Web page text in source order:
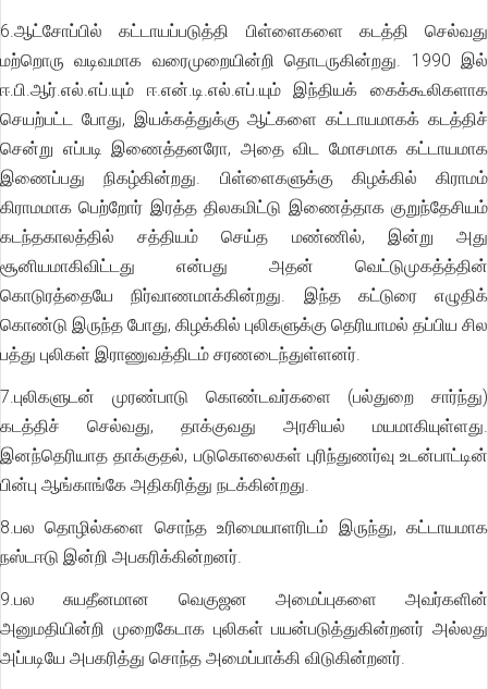
6.ஆட்சோப்பில் கட்டாயப்படுத்தி பிள்ளைகளை கடத்தி செல்வது
மற்றொரு வடிவமாக வரைமுறையின்றி தொடருகின்றது. 1990 இல்
ஈ.பி.ஆர்.எல்.எப்.யும் ஈ.என்.டி.எல்.எப்.யும் இந்தியக் கைக்கூலிகளாக
செயற்பட்ட போது, இயக்கத்துக்கு ஆட்களை கட்டாயமாகக் கடத்திச்
சென்று எப்படி இணைத்தனரோ, அதை விட மோசமாக கட்டாயமாக
இணைப்பது நிகழ்கின்றது. பிள்ளைகளுக்கு கிழக்கில் கிராமம்
கிராமமாக பெற்றோர் இரத்த திலகமிட்டு இணைத்தாக குறுந்தேசியம்
கடந்தகாலத்தில் சத்தியம் செய்த மண்ணில், இன்று அது
சூனியமாகிவிட்டது என்பது அதன் வெட்டுமுகத்த்தின்
கொடுரத்தையே நிர்வாணமாக்கின்றது. இந்த கட்டுரை எழுதிக்
கொண்டு இருந்த போது, கிழக்கில் புலிகளுக்கு தெரியாமல் தப்பிய சில
பத்து புலிகள் இராணுவத்திடம் சரணடைந்துள்ளனர்.
7.புலிகளுடன் முரண்பாடு கொண்டவர்களை (பல்துறை சார்ந்து)
கடத்திச் செல்வது, தாக்குவது அரசியல் மயமாகியுள்ளது.
இனந்தெரியாத தாக்குதல், படுகொலைகள் புரிந்துணர்வு உடன்பாட்டின்
பின்பு ஆங்காங்கே அதிகரித்து நடக்கின்றது.
8.பல தொழில்களை சொந்த உரிமையாளரிடம் இருந்து, கட்டாயமாக
நஸ்டஈடு இன்றி அபகரிக்கின்றனர்.
9.பல சுயதீனமான வெகுஜன அமைப்புகளை அவர்களின்
அனுமதியின்றி முறைகேடாக புலிகள் பயன்படுத்துகின்றனர் அல்லது
அப்படியே அபகரித்து சொந்த அமைப்பாக்கி விடுகின்றனர்.